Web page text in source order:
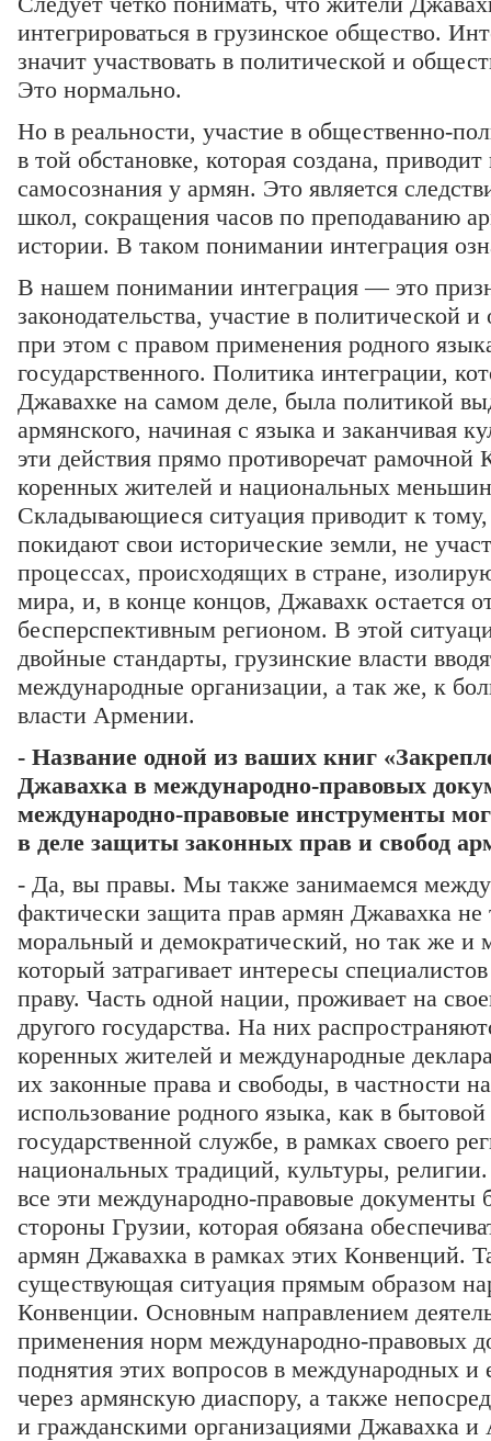
интегрироваться в грузинское общество.
значит участвовать в политической и
Это нормально.
Но в реальности, участие в общественно-
в той обстановке, которая создана,
самосознания у армян. Это является
школ, сокращения часов по преподаванию
истории. В таком понимании интеграция
В нашем понимании интеграция — это
законодательства, участие в политической
при этом с правом применения родного
государственного. Политика интеграции,
Джавахке на самом деле, была политикой
армянского, начиная с языка и заканчивая
эти действия прямо противоречат рамочной
коренных жителей и национальных
Складывающиеся ситуация приводит к
покидают свои исторические земли, не
процессах, происходящих в стране,
мира, и, в конце концов, Джавахк остается
бесперспективным регионом. В этой
двойные стандарты, грузинские власти
международные организации, а так же, к
власти Армении.
- Название одной из ваших книг
Джавахка в международно-правовых
международно-правовые инструменты
в деле защиты законных прав и свобод
- Да, вы правы. Мы также занимаемся
фактически защита прав армян Джавахка не
моральный и демократический, но так же и
который затрагивает интересы
праву. Часть одной нации, проживает на
другого государства. На них
коренных жителей и международные
их законные права и свободы, в частности
использование родного языка, как в
государственной службе, в рамках своего
национальных традиций, культуры,
все эти международно-правовые документы
стороны Грузии, которая обязана
армян Джавахка в рамках этих Конвенций.
существующая ситуация прямым образом
Конвенции. Основным направлением
применения норм международно-правовых
поднятия этих вопросов в международных и
через армянскую диаспору, а также
и гражданскими организациями Джавахка